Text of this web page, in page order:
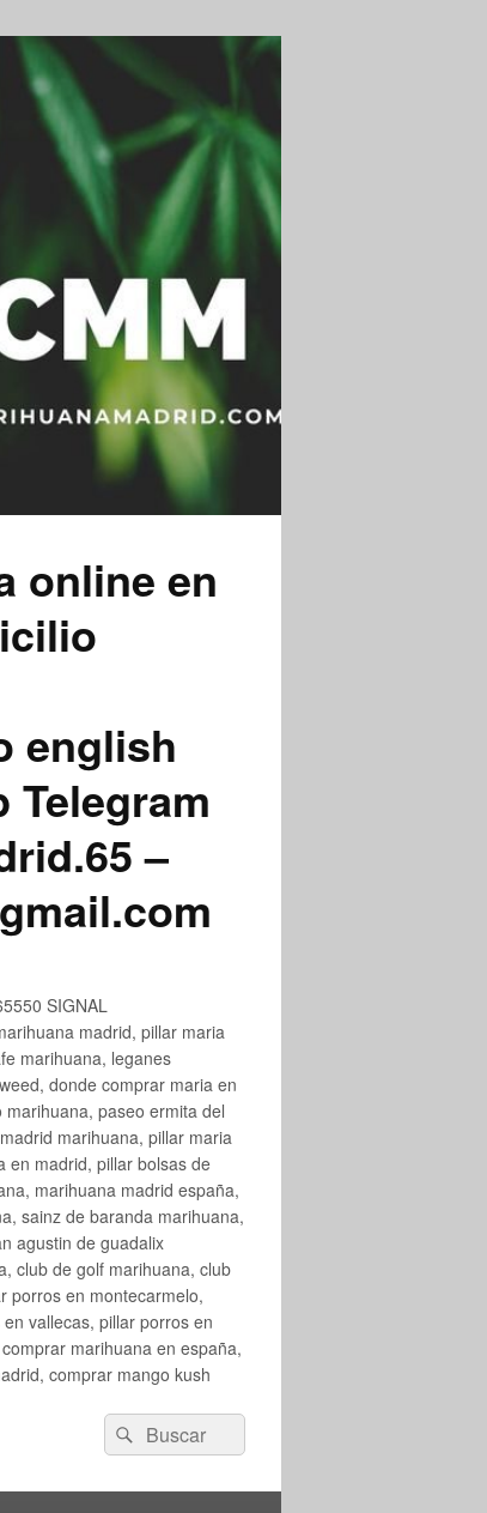
online en
english
–
SIGNAL
madrid, pillar maria
marihuana, leganes
donde comprar maria en
paseo ermita del
marihuana, pillar maria
en madrid, pillar bolsas de
marihuana madrid españa,
sainz de baranda marihuana,
agustin de guadalix
club de golf marihuana, club
porros en montecarmelo,
vallecas, pillar porros en
marihuana en españa,
comprar mango kush
Buscar
por:
Buscar